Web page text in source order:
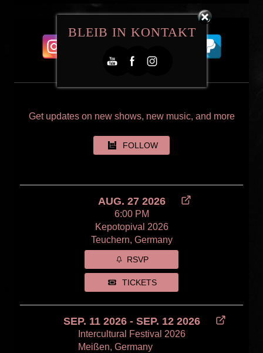
Get updates on new shows, new music, and more
FOLLOW
AUG. 27 2026
6:00 PM
Kepotopival 2026
Teuchern, Germany
RSVP
TICKETS
SEP. 11 2026 - SEP. 12 2026
Intercultural Festival 2026
Meißen, Germany
BLEIB IN KONTAKT